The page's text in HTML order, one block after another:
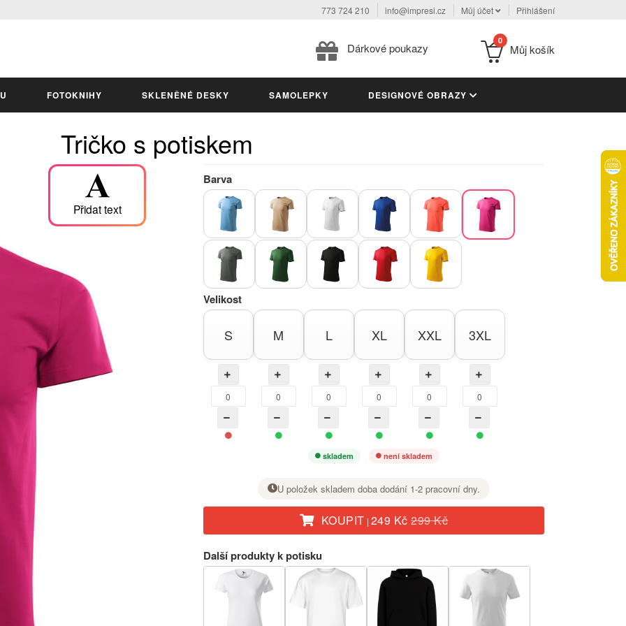
773 724 210 info@impresi.cz Můj účet Přihlášení
Dárkové poukazy
0
Můj košík
FOTOKNIHY SKLENĚNÉ DESKY SAMOLEPKY DESIGNOVÉ OBRAZY
Tričko s potiskem
Přidat text
Barva
Velikost
S M L XL XXL 3XL
skladem není skladem
U položek skladem doba dodání 1-2 pracovní dny.
KOUPIT | 249 Kč299 Kč
Další produkty k potisku